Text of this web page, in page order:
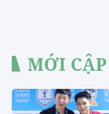
MỚI